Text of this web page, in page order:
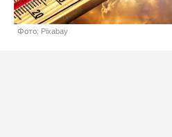
Фото: Pixabay